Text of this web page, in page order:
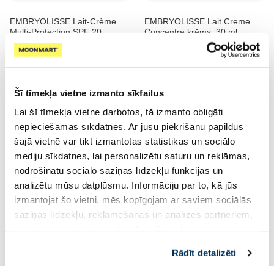
Šī tīmekļa vietne izmanto sīkfailus
Lai šī tīmekļa vietne darbotos, tā izmanto obligāti
nepieciešamās sīkdatnes. Ar jūsu piekrišanu papildus
šajā vietnē var tikt izmantotas statistikas un sociālo
mediju sīkdatnes, lai personalizētu saturu un reklāmas,
nodrošinātu sociālo saziņas līdzekļu funkcijas un
analizētu mūsu datplūsmu. Informāciju par to, kā jūs
izmantojat šo vietni, mēs kopīgojam ar saviem sociālās
saziņas līdzekļu, reklamēšanas un analīzes partneriem,
pakalpojumus. Ja piekrītat šo papildu sīkdatņu
Rādīt detalizēti
EMBRYOLISSE Lait-Crème
Multi-Protection SPF 20
mitrinošs fluīds, 40 ml
EMBRYOLISSE Lait Creme
Concentre krēms, 30 ml
skūšanās putas, 300 ml